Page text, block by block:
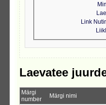
Link
Laevatee
Märgi
number
Märgi nimi